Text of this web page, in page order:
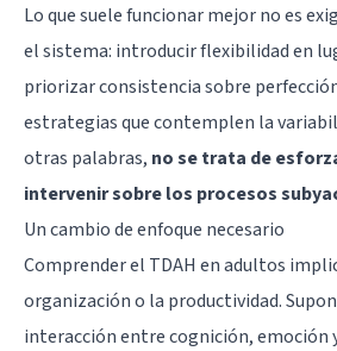
Lo que suele funcionar mejor no es
el sistema: introducir flexibilidad en
priorizar consistencia sobre
estrategias que contemplen la
otras palabras, no se trata de
intervenir sobre los procesos
Un cambio de enfoque necesario
Comprender el TDAH en adultos
organización o la productividad.
interacción entre cognición, emoción